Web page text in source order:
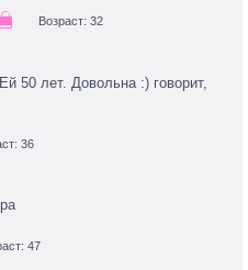
Возраст: 32
50 лет. Довольна :) говорит,
36
47